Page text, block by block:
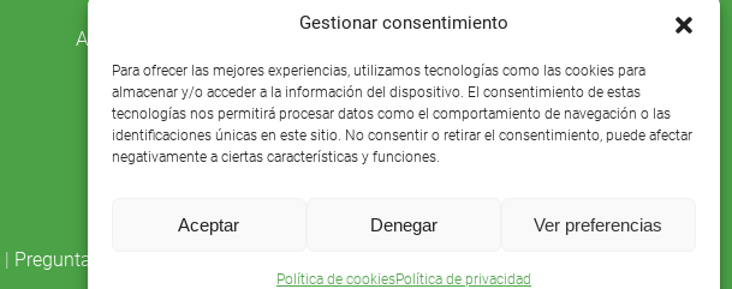
Gestionar consentimiento
Para ofrecer las mejores experiencias, utilizamos tecnologías como las cookies para
almacenar y/o acceder a la información del dispositivo. El consentimiento de estas
tecnologías nos permitirá procesar datos como el comportamiento de navegación o las
identificaciones únicas en este sitio. No consentir o retirar el consentimiento, puede afectar
negativamente a ciertas características y funciones.
Aceptar Denegar Ver preferencias
Política de cookiesPolítica de privacidad
Agenda
| Preguntas frecuentes